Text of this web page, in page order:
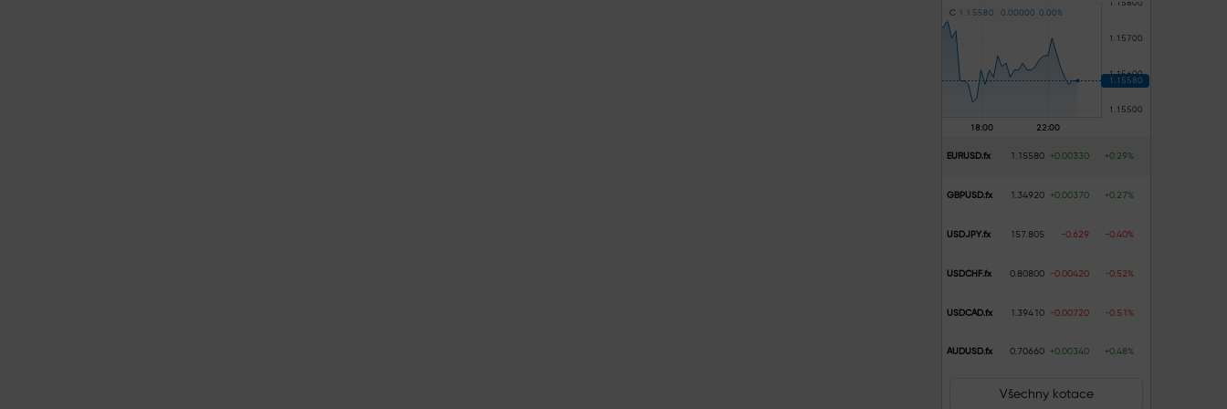
C 1 .1 5 580 0 .00000 0 .00 %
EURUSD.fx 1.15580 +0.00330 +0.29%
GBPUSD.fx 1.34920 +0.00370 +0.27%
USDJPY.fx 157.805 -0.629 -0.40%
USDCHF.fx 0.80800 -0.00420 -0.52%
USDCAD.fx 1.39410 -0.00720 -0.51%
AUDUSD.fx 0.70660 +0.00340 +0.48%
Všechny kotace